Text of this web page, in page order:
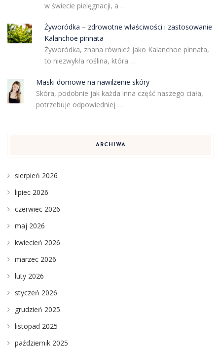
w świecie pielęgnacji, a …
Żyworódka – zdrowotne właściwości i zastosowanie
Kalanchoe pinnata
Żyworódka, znana również jako Kalanchoe pinnata,
to niezwykła roślina, która …
Maski domowe na nawilżenie skóry
Skóra, podobnie jak każda inna część naszego ciała,
potrzebuje odpowiedniej …
ARCHIWA
sierpień 2026
lipiec 2026
czerwiec 2026
maj 2026
kwiecień 2026
marzec 2026
luty 2026
styczeń 2026
grudzień 2025
listopad 2025
październik 2025